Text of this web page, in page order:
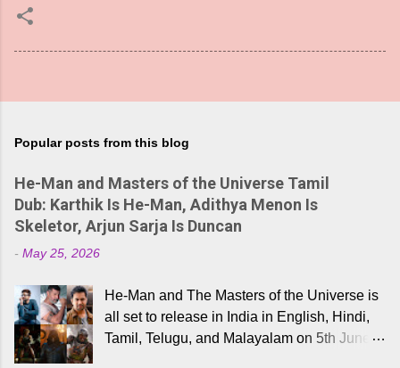
Popular posts from this blog
He-Man and Masters of the Universe Tamil
Dub: Karthik Is He-Man, Adithya Menon Is
Skeletor, Arjun Sarja Is Duncan
- May 25, 2026
He-Man and The Masters of the Universe is
all set to release in India in English, Hindi,
Tamil, Telugu, and Malayalam on 5th June,